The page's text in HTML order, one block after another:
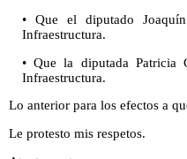
• Que el diputado
Infraestructura.
• Que la diputada Patricia
Infraestructura.
Lo anterior para los efectos a
Le protesto mis respetos.